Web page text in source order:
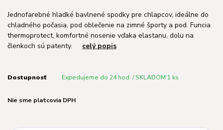
Jednofarebné hladké bavlnené spodky pre chlapcov, ideálne do
chladného počasia, pod oblečenie na zimné športy a pod. Funcia
thermoprotect, komfortné nosenie vďaka elastanu, dolu na
členkoch sú patenty. celý popis
Dostupnosť Expedujeme do 24 hod. / SKLADOM 1 ks
Nie sme platcovia DPH